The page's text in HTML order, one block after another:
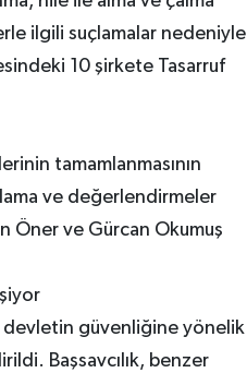
ilgili suçlamalar nedeniyle
10 şirkete Tasarruf
tamamlanmasının
ve değerlendirmeler
Öner ve Gürcan Okumuş
devletin güvenliğine yönelik
Başsavcılık, benzer